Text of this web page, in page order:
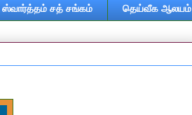
ஸ்வார்த்தம் சத் சங்கம் தெய்வீக ஆலயம்